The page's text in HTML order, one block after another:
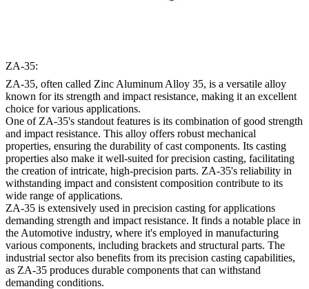
ZA-35:
ZA-35, often called Zinc Aluminum Alloy 35, is a versatile alloy
known for its strength and impact resistance, making it an excellent
choice for various applications.
One of ZA-35's standout features is its combination of good strength
and impact resistance. This alloy offers robust mechanical
properties, ensuring the durability of cast components. Its casting
properties also make it well-suited for precision casting, facilitating
the creation of intricate, high-precision parts. ZA-35's reliability in
withstanding impact and consistent composition contribute to its
wide range of applications.
ZA-35 is extensively used in precision casting for applications
demanding strength and impact resistance. It finds a notable place in
the Automotive industry, where it's employed in manufacturing
various components, including brackets and structural parts. The
industrial sector also benefits from its precision casting capabilities,
as ZA-35 produces durable components that can withstand
demanding conditions.